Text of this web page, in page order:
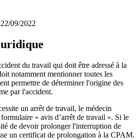
22/09/2022
du travail qui doit être adressé à la
notamment mentionner toutes les
permettre de déterminer l'origine des
par l'accident.
un arrêt de travail, le médecin
« avis d’arrêt de travail ». Si le
de devoir prolonger l'interruption de
un certificat de prolongation à la CPAM.